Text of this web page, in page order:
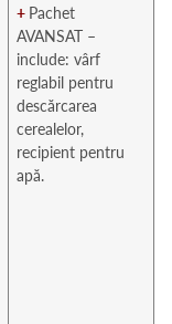
+ Pachet
AVANSAT –
include: vârf
reglabil pentru
descărcarea
cerealelor,
recipient pentru
apă.